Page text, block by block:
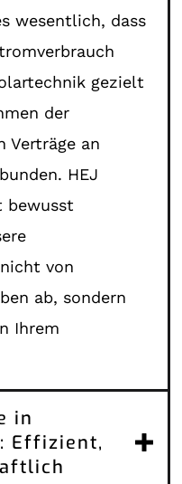
wesentlich, dass
gezielt
der
Verträge an
HEJ
bewusst
von
ab, sondern
Ihrem
in
Effizient,